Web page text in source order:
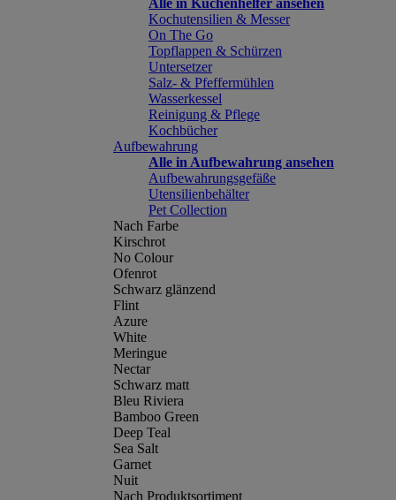
Alle in Küchenhelfer ansehen
Kochutensilien & Messer
On The Go
Topflappen & Schürzen
Untersetzer
Salz- & Pfeffermühlen
Wasserkessel
Reinigung & Pflege
Kochbücher
Aufbewahrung
Alle in Aufbewahrung ansehen
Aufbewahrungsgefäße
Utensilienbehälter
Pet Collection
Nach Farbe
Kirschrot
No Colour
Ofenrot
Schwarz glänzend
Flint
Azure
White
Meringue
Nectar
Schwarz matt
Bleu Riviera
Bamboo Green
Deep Teal
Sea Salt
Garnet
Nuit
Nach Produktsortiment